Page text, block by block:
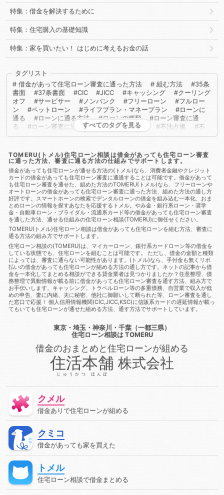
特集：借金を解決するために
特集：住宅購入の基礎知識
特集：家を買いたい！ はじめに考えるお金の話
タグリスト
借金があって住宅ローン審査に通った方法
組む方法
35条
書面
37条書面 CIC JICC キャッシング
クーリング
オフ
サービサー ノンバンク フリーローン
フルロー
ン
ペットローン ライフプラン・マネープラン
ローンに
通る
ローンに通る方法 ローンの種類
ローン審査に通
る
ローン審査に通る方法 不動産取得税 不法占拠
不
法行為
二重譲渡 介護保険 代物弁済 代理人
代襲相
域
住宅ローン 住宅ローンに通る
住宅ローンに通る方
法
住宅ローンを組む 住宅ローン商品
住宅ローン審査
住宅ローン審査に通る
住宅ローン審査に通る方法
住宅ロー
ン相談
住宅購入 使用者責任 使用貸借 保佐人
個人
信用情報
個人民事再生 借地借家法 借地権 借金
借
金あってもローンに通る
借金あってもローンに通る方法
借
金あってもローン審査に通る
借金あってもローン審査に通る方
法
借金あっても住宅ローンに通る
借金あっても住宅ローン
に通る方法
借金あっても住宅ローン審査に通る
借金あって
も住宅ローン審査に通る方法
借金あっても審査に通った
借
金あっても審査に通る
借金あっても審査に通る方法
っても通る
借金あっても通る方法
借金があってもローンに
通る
借金があってもローンに通る方法
借金があってもロー
ン審査に通る
借金があってもローン審査に通る方法
借金が
あっても住宅ローンに通る
借金があっても住宅ローンに通る方
法
借金があっても住宅ローン審査に通る
借金があっても住
宅ローン審査に通る方法
借金があっても住宅ローン審査に通る
方法
借金があっても住宅ローン審査に通過することは可能
借金があっても審査に通る
借金があっても審査に通る
借金
があっても審査に通る方法
借金があっても組む方法
借金が
借金があっても通る
借金があっても通る方
借金があってローンに通る
借金があってローン審査に通
借金があってローン審査に通る方法
借金があって住宅ロ
ーンに通る
借金があって住宅ローンに通る方法
借金があっ
て住宅ローン審査に通る
借金があって住宅ローン審査に通る方
借金があって審査に通る
借金があって審査に通る方法
借金があって通る
停止条件
書遺言
公示価格
便
再生 再調達価額 出納
利率
制度 労災保険 動産
厚生年金保険
収益還元法
取引
意解除
合筆登記 同時履行
利
国民年金 土地 売買
容積率
審査に通った方法
専有部分
建ぺい率 建物 建物買取請求権
建築基準法
建築確認 弁済 弁護士
留保
意思無能力者 成年後見人 手付 手形 批准価
すべてのタグを見る
TOMERU(トメル)住宅ローン相談は借金があっても住宅ローン審査
に通った方法、審査に通る方法の仕組みでサポートします。
借金があっても住宅ローンが通せる方法の(トメル)なら、消費者金融やクレジット
カードの借金があっても住宅ローン審査に通過することは可能です。借金があって
も住宅ローン審査を通せた、組めた方法のTOMERU(トメル)なら、フリーローンや
オートローンの借金があっても住宅ローン審査に通った方法、組めた方法の通し方
好評です。スマートホーンの検索でデンタルローンの借金を組み込む一本化、おま
とめローンの情報を探すあなたを応援するトメル。やみ金・銀行系ローン・奨学
金・自動車ローン・ブライダル・流通系カード等の借金があっても住宅ローン審査
を通した方法、通せる仕組みの住宅ローン相談(TOMERU)に御任せください。
TOMERU(トメル)住宅ローン相談は借金があっても住宅ローンを組む方法、審査に
通る方法の組み方でサポートします。
住宅ローン相談の(TOMERU)は、マイカーローン、銀行系カードローン等の借金を
している状態でも、住宅ローンを組むことは可能です。 ただし、借金の金額と種類
によっては、審査に通らない可能性があります。(トメル)なら、手付金も無くリボ
払いの借金があっても住宅ローンが組める方法の通し方です。ネットの記事から借
金を一本化してまとめる相談ができる貸金業者は見つかりましたか？任意整理、債
務整理で異動情報が載る前に借金があっても住宅ローン審査を通す方法、組み方で
お手伝いします。キャッシング、トラベルローン等の多重債務、自営業で収入が低
めの申告、妻に内緒、夫に秘密、他社に御願いして断られた等、ローン審査を通し
た窓口で応援！ 個人信用情報機関(CIC,JICC,KSC)に信販系カードの遅延情報が載っ
てもいても住宅ローンが通せた組める方法、通す方法でサポートしています。
東京・埼玉・神奈川・千葉（一都三県）
住宅ローン相談は TOMERU
借金のおまとめと住宅ローンが組める
住活本舗
じゅうかつ ほんぽ
株式会社
クメル
借金ありで住宅ローンが組める
クミコ
借金があっても家を買えた
トメル
住宅ローン相談で借金まとめる